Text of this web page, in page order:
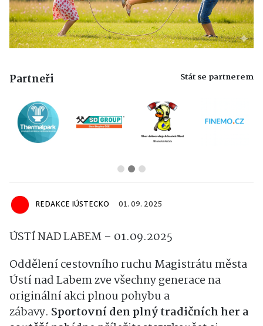
Partneři Stát se partnerem
REDAKCE IÚSTECKO 01. 09. 2025
ÚSTÍ NAD LABEM – 01.09.2025
Oddělení cestovního ruchu Magistrátu města
Ústí nad Labem zve všechny generace na
originální akci plnou pohybu a
zábavy. Sportovní den plný tradičních her a